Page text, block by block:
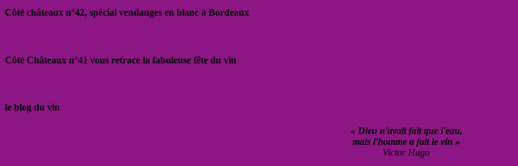
Côté châteaux n°42, spécial vendanges en blanc à Bordeaux
Côté Châteaux n°41 vous retrace la fabuleuse fête du vin
le blog du vin
« Dieu n'avait fait que l'eau,
mais l'homme a fait le vin »
Victor Hugo